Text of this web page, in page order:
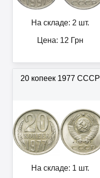
На складе: 2 шт.
Цена: 12 Грн
20 копеек 1977 СССР
На складе: 1 шт.